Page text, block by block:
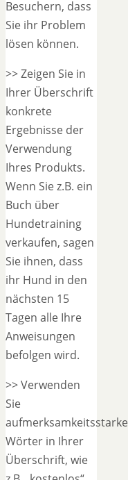
Besuchern, dass
Sie ihr Problem
lösen können.
>> Zeigen Sie in
Ihrer Überschrift
konkrete
Ergebnisse der
Verwendung
Ihres Produkts.
Wenn Sie z.B. ein
Buch über
Hundetraining
verkaufen, sagen
Sie ihnen, dass
ihr Hund in den
nächsten 15
Tagen alle Ihre
Anweisungen
befolgen wird.
>> Verwenden
Sie
aufmerksamkeitsstarke
Wörter in Ihrer
Überschrift, wie